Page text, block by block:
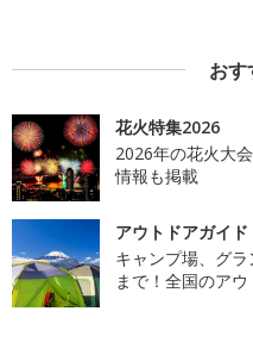
おす
花火特集2026
2026年の花火大
情報も掲載
アウトドアガイド
キャンプ場、グ
まで！全国のア